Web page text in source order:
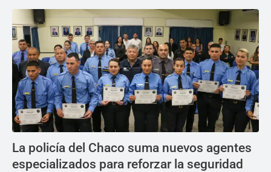
La policía del Chaco suma nuevos agentes
especializados para reforzar la seguridad